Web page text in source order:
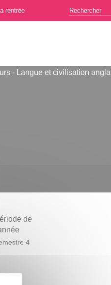
rentrée
- Langue et civilisation
de
4